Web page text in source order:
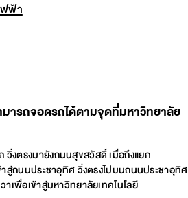
ฟฟ้า
มารถจอดรถได้ตามจุดที่มหาวิทยาลัย
งตรงมายังถนนสุขสวัสดิ์ เมื่อถึงแยก
สู่ถนนประชาอุทิศ วิ่งตรงไปบนถนนประชาอุทิศ
าเพื่อเข้าสู่มหาวิทยาลัยเทคโนโลยี